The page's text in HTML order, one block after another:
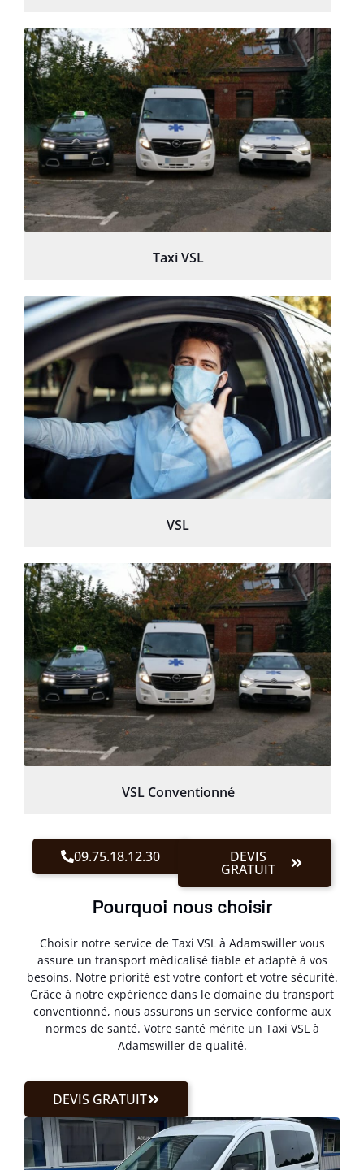
Taxi VSL
VSL
VSL Conventionné
09.75.18.12.30 DEVIS
GRATUIT
Pourquoi nous choisir
Choisir notre service de Taxi VSL à Adamswiller vous
assure un transport médicalisé fiable et adapté à vos
besoins. Notre priorité est votre confort et votre sécurité.
Grâce à notre expérience dans le domaine du transport
conventionné, nous assurons un service conforme aux
normes de santé. Votre santé mérite un Taxi VSL à
Adamswiller de qualité.
DEVIS GRATUIT